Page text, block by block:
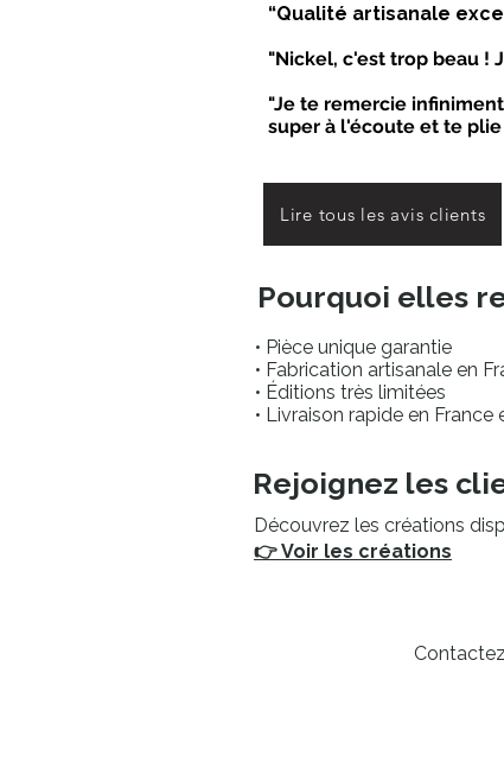
“Qualité artisanale
"Nickel, c'est trop beau !
"Je te remercie
super à l'écoute et te
Lire tous les avis clients
Pourquoi elles
• Pièce unique garantie
• Fabrication artisanale en
• Éditions très limitées
• Livraison rapide en France
Rejoignez les
Découvrez les créations
👉 Voir les créations